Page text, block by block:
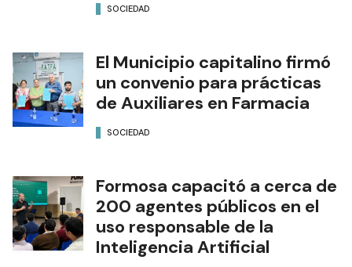
SOCIEDAD
El Municipio capitalino firmó
un convenio para prácticas
de Auxiliares en Farmacia
SOCIEDAD
Formosa capacitó a cerca de
200 agentes públicos en el
uso responsable de la
Inteligencia Artificial